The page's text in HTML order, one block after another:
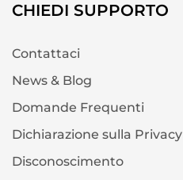
CHIEDI SUPPORTO
Contattaci
News & Blog
Domande Frequenti
Dichiarazione sulla Privacy
Disconoscimento